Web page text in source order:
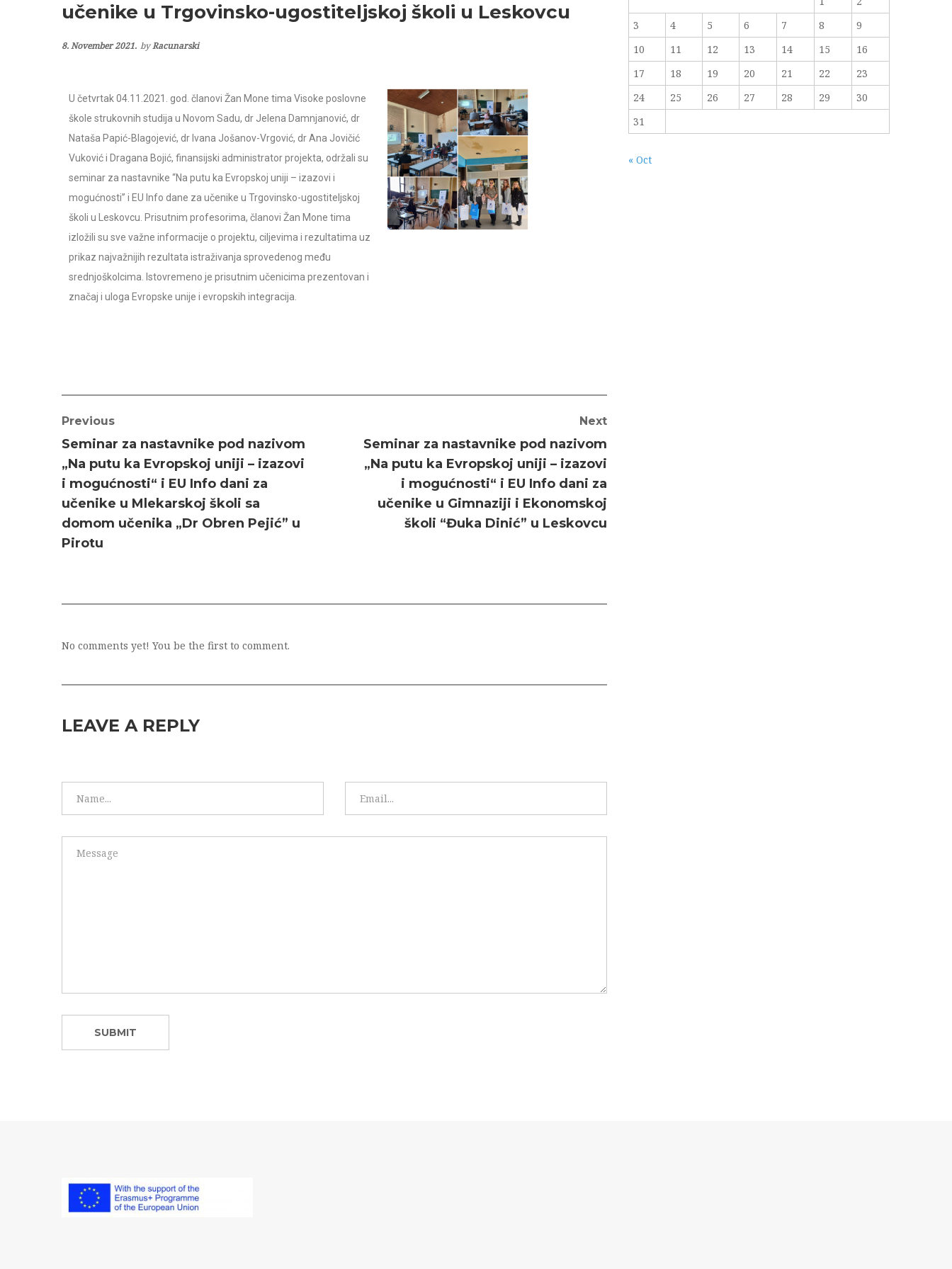
učenike u Trgovinsko-ugostiteljskoj školi u Leskovcu
8. November 2021. byRacunarski
U četvrtak 04.11.2021. god. članovi Žan Mone tima Visoke poslovne
škole strukovnih studija u Novom Sadu, dr Jelena Damnjanović, dr
Nataša Papić-Blagojević, dr Ivana Jošanov-Vrgović, dr Ana Jovičić
Vuković i Dragana Bojić, finansijski administrator projekta, održali su
seminar za nastavnike “Na putu ka Evropskoj uniji – izazovi i
mogućnosti” i EU Info dane za učenike u Trgovinsko-ugostiteljskoj
školi u Leskovcu. Prisutnim profesorima, članovi Žan Mone tima
izložili su sve važne informacije o projektu, ciljevima i rezultatima uz
prikaz najvažnijih rezultata istraživanja sprovedenog među
srednjoškolcima. Istovremeno je prisutnim učenicima prezentovan i
značaj i uloga Evropske unije i evropskih integracija.
Previous
Seminar za nastavnike pod nazivom
„Na putu ka Evropskoj uniji – izazovi
i mogućnosti“ i EU Info dani za
učenike u Mlekarskoj školi sa
domom učenika „Dr Obren Pejić” u
Pirotu
Next
Seminar za nastavnike pod nazivom
„Na putu ka Evropskoj uniji – izazovi
i mogućnosti“ i EU Info dani za
učenike u Gimnaziji i Ekonomskoj
školi “Đuka Dinić” u Leskovcu
No comments yet! You be the first to comment.
LEAVE A REPLY
3
4 5 6 7 8
9
10
11 12 13 14 15
16
17
18 19 20 21 22
23
24
25 26 27 28 29
30
31
« Oct